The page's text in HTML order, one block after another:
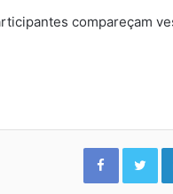
compareçam
Facebook